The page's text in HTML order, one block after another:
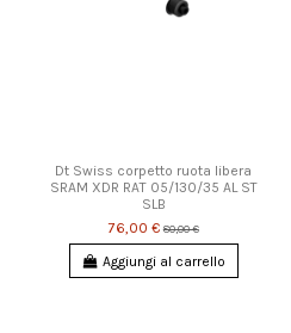
Dt Swiss corpetto ruota libera
SRAM XDR RAT 05/130/35 AL ST
SLB
76,00 € 80,00 €
Aggiungi al carrello